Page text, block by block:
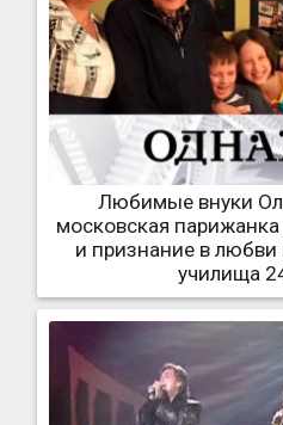
Любимые внуки
московская
и признание в
училища